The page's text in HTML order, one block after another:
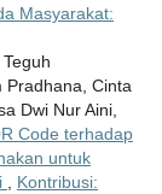
Masyarakat:
Pradhana, Cinta
Dwi Nur Aini,
Code terhadap
untuk
Kontribusi: